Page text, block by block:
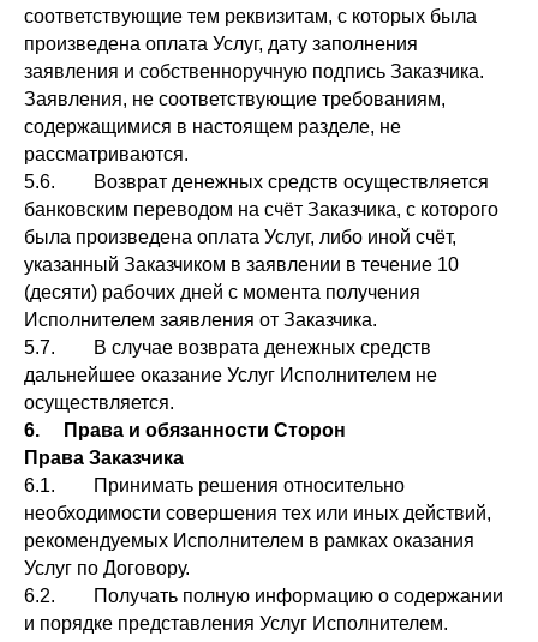
соответствующие тем реквизитам, с которых была
произведена оплата Услуг, дату заполнения
заявления и собственноручную подпись Заказчика.
Заявления, не соответствующие требованиям,
содержащимися в настоящем разделе, не
рассматриваются.
5.6. Возврат денежных средств осуществляется
банковским переводом на счёт Заказчика, с которого
была произведена оплата Услуг, либо иной счёт,
указанный Заказчиком в заявлении в течение 10
(десяти) рабочих дней с момента получения
Исполнителем заявления от Заказчика.
5.7. В случае возврата денежных средств
дальнейшее оказание Услуг Исполнителем не
осуществляется.
6. Права и обязанности Сторон
Права Заказчика
6.1. Принимать решения относительно
необходимости совершения тех или иных действий,
рекомендуемых Исполнителем в рамках оказания
Услуг по Договору.
6.2. Получать полную информацию о содержании
и порядке представления Услуг Исполнителем.